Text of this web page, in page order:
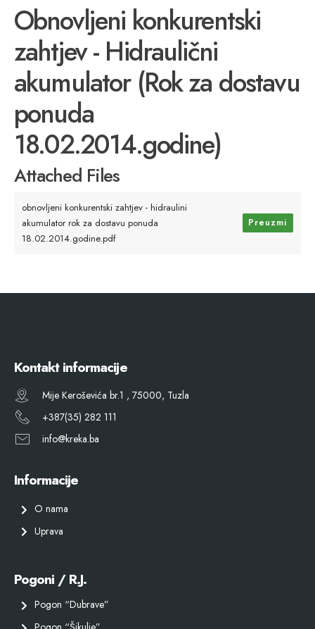
Obnovljeni konkurentski
zahtjev - Hidraulični
akumulator (Rok za dostavu
ponuda
18.02.2014.godine)
Attached Files
obnovljeni konkurentski zahtjev - hidraulini
akumulator rok za dostavu ponuda
18.02.2014.godine.pdf
Preuzmi
Kontakt informacije
Mije Keroševića br.1 , 75000, Tuzla
+387(35) 282 111
info@kreka.ba
Informacije
O nama
Uprava
Pogoni / R.J.
Pogon “Dubrave”